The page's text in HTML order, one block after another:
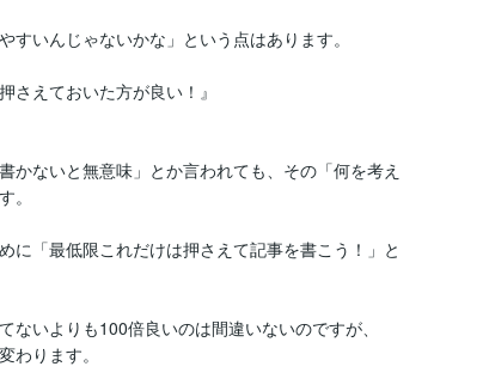
いんじゃないかな」という点はあります。
さえておいた方が良い！』
かないと無意味」とか言われても、その「何を考え
。
に「最低限これだけは押さえて記事を書こう！」と
ないよりも100倍良いのは間違いないのですが、
わります。